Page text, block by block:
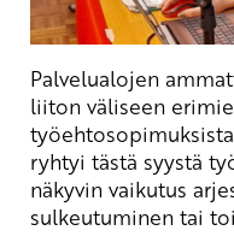
Palvelualojen
liiton väliseen
ryhtyi tästä syystä
näkyvin vaikutus
sulkeutuminen tai